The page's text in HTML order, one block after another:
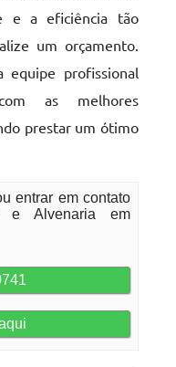
e a eficiência tão
um orçamento.
equipe profissional
as melhores
prestar um ótimo
entrar em contato
e Alvenaria em